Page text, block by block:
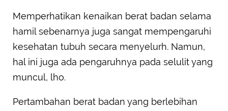
Memperhatikan kenaikan berat badan selama
hamil sebenarnya juga sangat mempengaruhi
kesehatan tubuh secara menyelurh. Namun,
hal ini juga ada pengaruhnya pada selulit yang
muncul, lho.
Pertambahan berat badan yang berlebihan